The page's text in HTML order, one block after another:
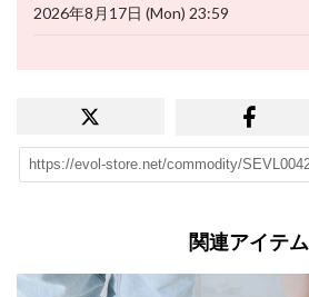
2026年8月17日 (Mon) 23:59
関連アイテム